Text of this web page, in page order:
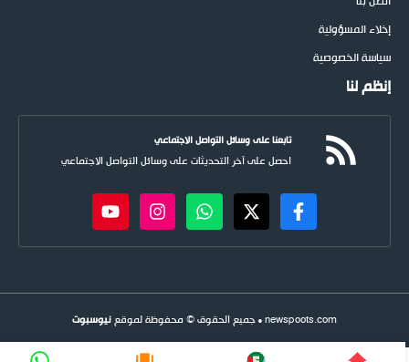
إخلاء المسؤولية
سياسة الخصوصية
إنظم لنا
تابعنا على وسائل التواصل الاجتماعي
احصل على آخر التحديثات على وسائل التواصل الاجتماعي
newspoots.com • جميع الحقوق © محفوظة لموقع نيوسبوت